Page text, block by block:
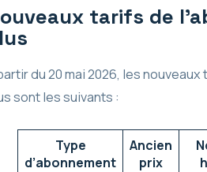
tarifs de
du 20 mai 2026, les nouveaux
sont les suivants :
Type
d’abonnement
Ancien
prix